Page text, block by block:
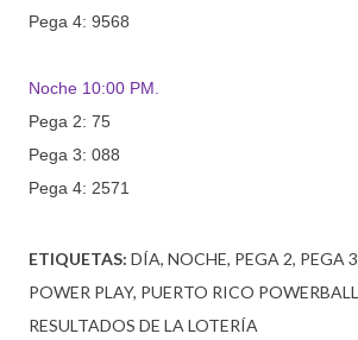
Pega 4: 9568
Noche 10:00 PM.
Pega 2: 75
Pega 3: 088
Pega 4: 2571
ETIQUETAS: DÍA NOCHE PEGA 2 PEGA 3
POWER PLAY PUERTO RICO POWERBALL
RESULTADOS DE LA LOTERÍA